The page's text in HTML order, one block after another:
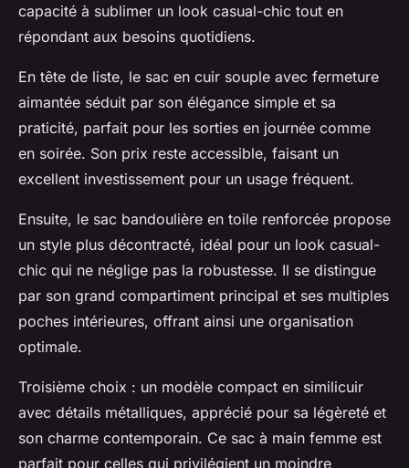
capacité à sublimer un look casual-chic tout en
répondant aux besoins quotidiens.
En tête de liste, le sac en cuir souple avec fermeture
aimantée séduit par son élégance simple et sa
praticité, parfait pour les sorties en journée comme
en soirée. Son prix reste accessible, faisant un
excellent investissement pour un usage fréquent.
Ensuite, le sac bandoulière en toile renforcée propose
un style plus décontracté, idéal pour un look casual-
chic qui ne néglige pas la robustesse. Il se distingue
par son grand compartiment principal et ses multiples
poches intérieures, offrant ainsi une organisation
optimale.
Troisième choix : un modèle compact en similicuir
avec détails métalliques, apprécié pour sa légèreté et
son charme contemporain. Ce sac à main femme est
parfait pour celles qui privilégient un moindre